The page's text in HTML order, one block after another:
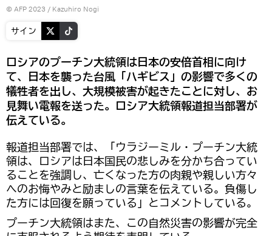
© AFP 2023 / Kazuhiro Nogi
サイン
ロシアのプーチン大統領は日本の安倍首相に向け
て、日本を襲った台風「ハギビス」の影響で多くの
犠牲者を出し、大規模被害が起きたことに対し、お
見舞い電報を送った。ロシア大統領報道担当部署が
伝えている。
報道担当部署では、「ウラジーミル・プーチン大統
領は、ロシアは日本国民の悲しみを分かち合ってい
ることを強調し、亡くなった方の肉親や親しい方々
へのお悔やみと励ましの言葉を伝えている。負傷し
た方には回復を願っている」とコメントしている。
プーチン大統領はまた、この自然災害の影響が完全